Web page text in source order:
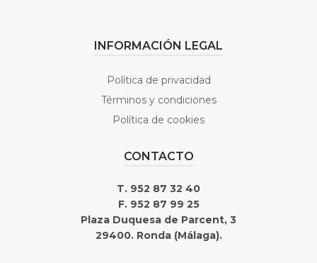
INFORMACIÓN LEGAL
Política de privacidad
Términos y condiciones
Política de cookies
CONTACTO
T. 952 87 32 40
F. 952 87 99 25
Plaza Duquesa de Parcent, 3
29400. Ronda (Málaga).